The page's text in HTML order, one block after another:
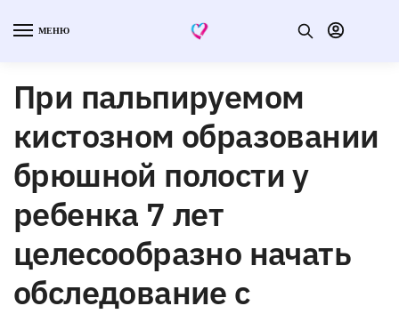
МЕНЮ
При пальпируемом
кистозном образовании
брюшной полости у
ребенка 7 лет
целесообразно начать
обследование с